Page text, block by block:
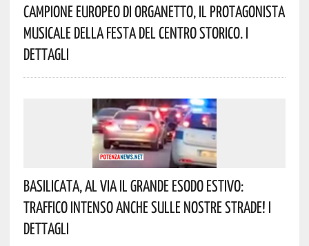
Campione Europeo Di Organetto, Il Protagonista
Musicale Della Festa Del Centro Storico. I
Dettagli
Basilicata, Al Via Il Grande Esodo Estivo:
Traffico Intenso Anche Sulle Nostre Strade! I
Dettagli